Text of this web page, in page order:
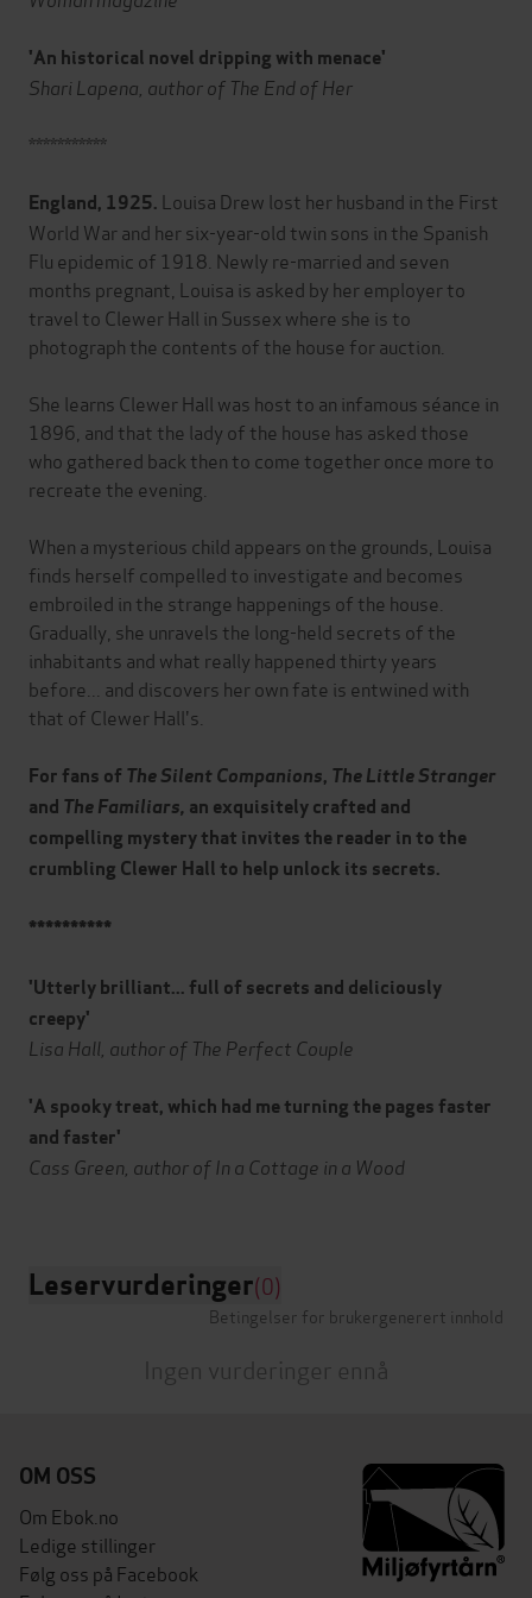
'An historical novel dripping with menace'
Shari Lapena, author of The End of Her
***********
England, 1925. Louisa Drew lost her husband in the First
World War and her six-year-old twin sons in the Spanish
Flu epidemic of 1918. Newly re-married and seven
months pregnant, Louisa is asked by her employer to
travel to Clewer Hall in Sussex where she is to
photograph the contents of the house for auction.
She learns Clewer Hall was host to an infamous séance in
1896, and that the lady of the house has asked those
who gathered back then to come together once more to
recreate the evening.
When a mysterious child appears on the grounds, Louisa
finds herself compelled to investigate and becomes
embroiled in the strange happenings of the house.
Gradually, she unravels the long-held secrets of the
inhabitants and what really happened thirty years
before... and discovers her own fate is entwined with
that of Clewer Hall's.
For fans of The Silent Companions, The Little Stranger
and The Familiars, an exquisitely crafted and
compelling mystery that invites the reader in to the
crumbling Clewer Hall to help unlock its secrets.
**********
'Utterly brilliant... full of secrets and deliciously
creepy'
Lisa Hall, author of The Perfect Couple
'A spooky treat, which had me turning the pages faster
and faster'
Cass Green, author of In a Cottage in a Wood
Leservurderinger(0)
Betingelser for brukergenerert innhold
Ingen vurderinger ennå
OM OSS
Om Ebok.no
Ledige stillinger
Følg oss på Facebook